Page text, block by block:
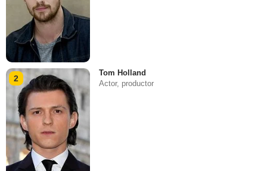
2
Tom Holland
Actor, productor